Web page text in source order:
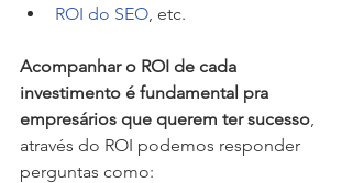
ROI do SEO, etc.
Acompanhar o ROI de cada
investimento é fundamental pra
empresários que querem ter sucesso,
através do ROI podemos responder
perguntas como: